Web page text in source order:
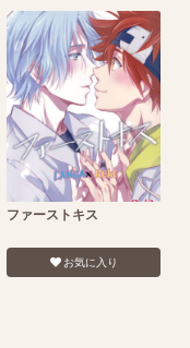
ファーストキス
お気に入り